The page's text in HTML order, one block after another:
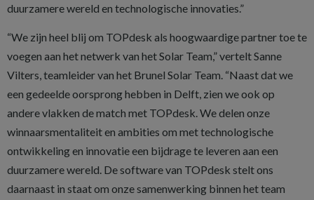
duurzamere wereld en technologische innovaties.”
“We zijn heel blij om TOPdesk als hoogwaardige partner toe te
voegen aan het netwerk van het Solar Team,” vertelt Sanne
Vilters, teamleider van het Brunel Solar Team. “Naast dat we
een gedeelde oorsprong hebben in Delft, zien we ook op
andere vlakken de match met TOPdesk. We delen onze
winnaarsmentaliteit en ambities om met technologische
ontwikkeling en innovatie een bijdrage te leveren aan een
duurzamere wereld. De software van TOPdesk stelt ons
daarnaast in staat om onze samenwerking binnen het team